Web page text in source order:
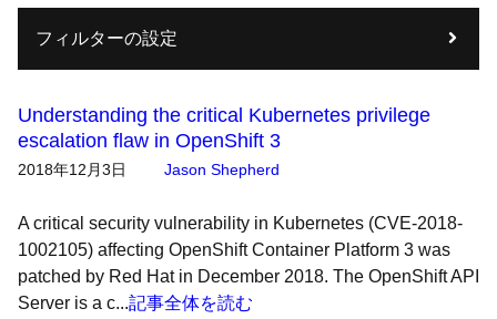
フィルターの設定
Understanding the critical Kubernetes privilege
escalation flaw in OpenShift 3
2018年12月3日 Jason Shepherd
A critical security vulnerability in Kubernetes (CVE-2018-
1002105) affecting OpenShift Container Platform 3 was
patched by Red Hat in December 2018. The OpenShift API
Server is a c...記事全体を読む